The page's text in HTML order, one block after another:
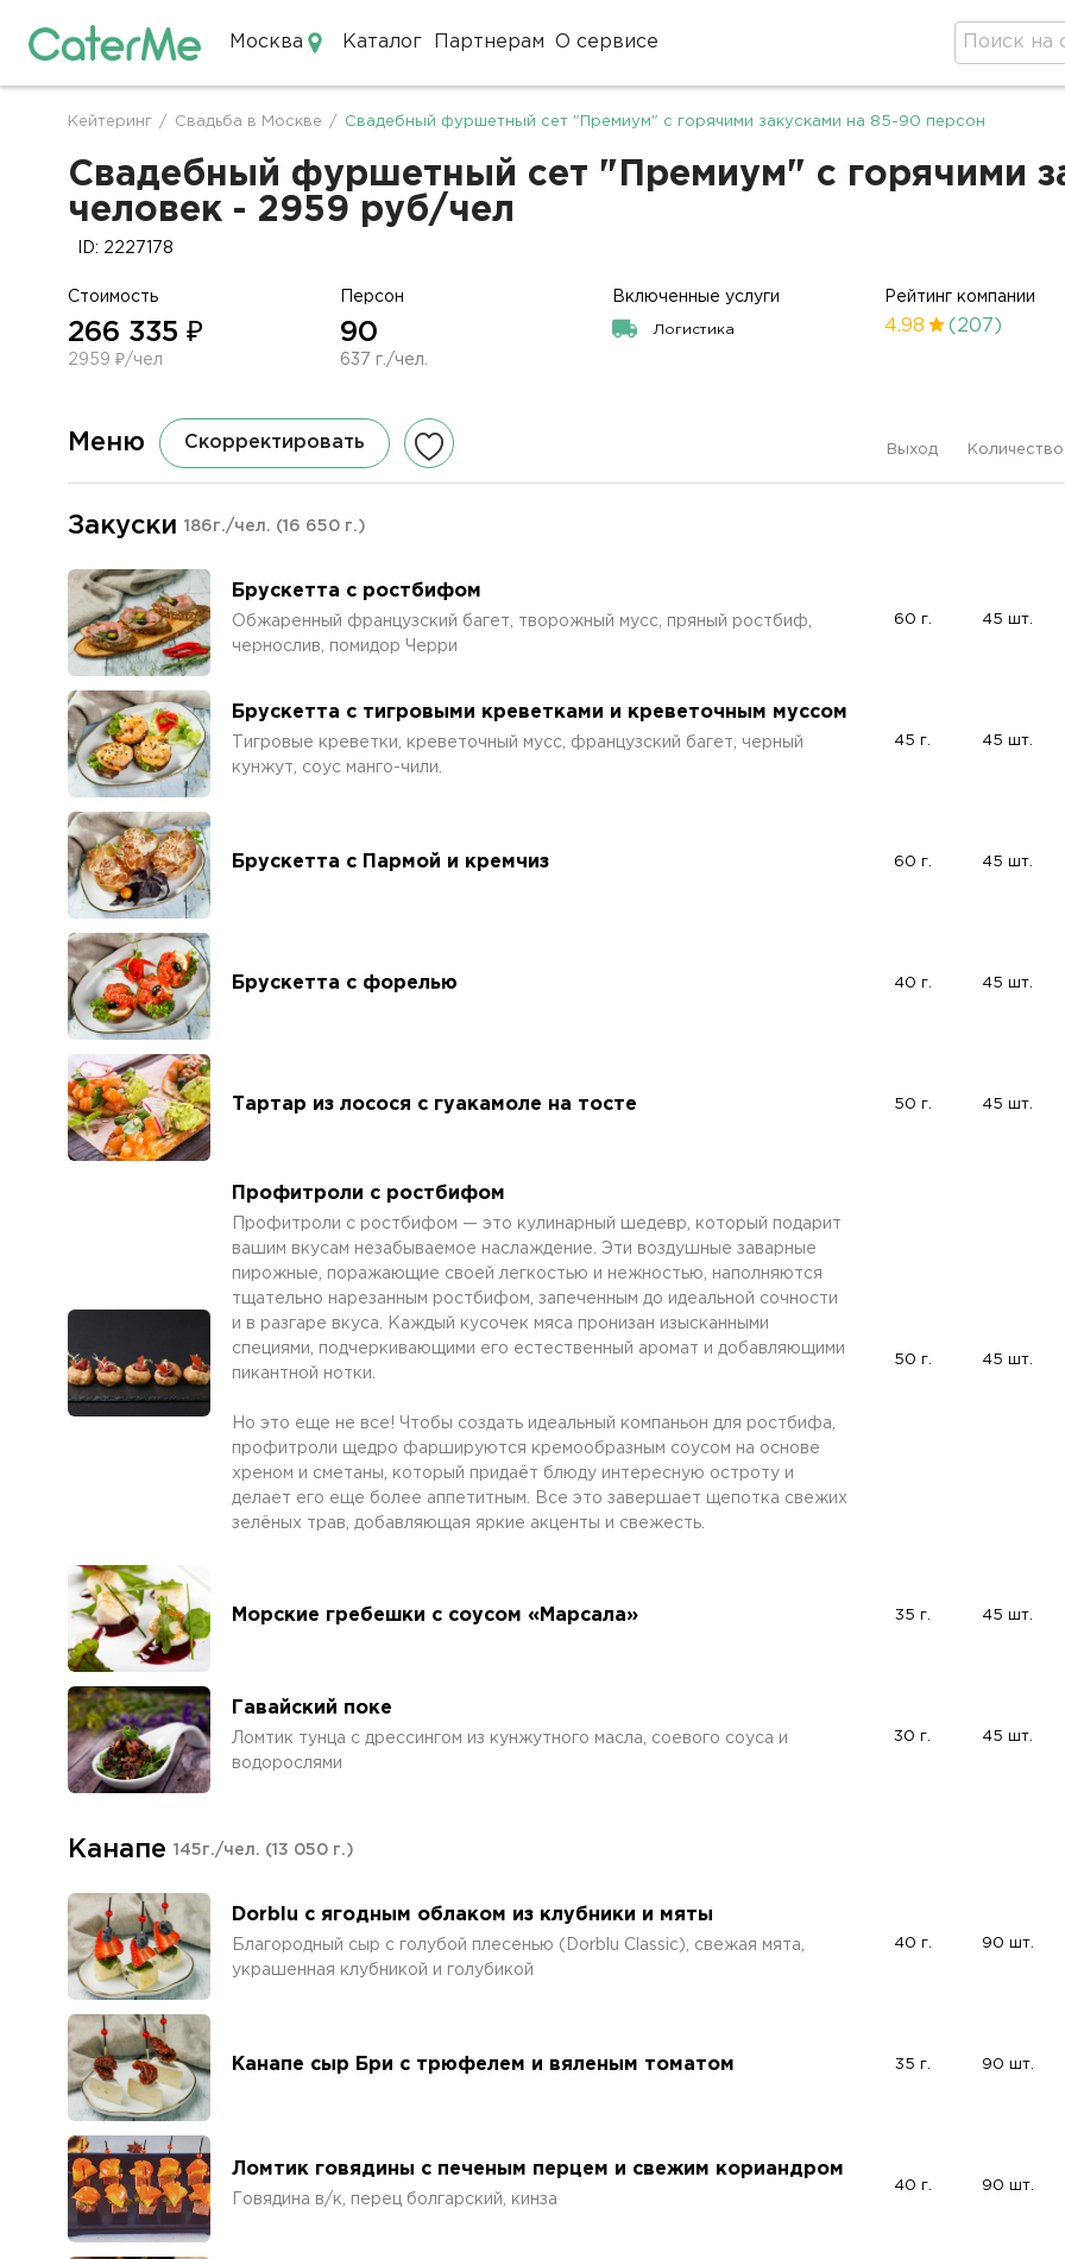
Москва Каталог Партнерам О сервисе
Строка
навигации
Кейтеринг / Свадьба в Москве / Свадебный фуршетный сет "Премиум" с горячими закусками на 85-90 персон
Свадебный фуршетный сет "Премиум" с горячими
человек - 2959 руб/чел
ID: 2227178
Стоимость
266 335 ₽
2959 ₽/чел
Персон
90
637 г./чел.
Включенные услуги
Логистика
Рейтинг компании
4.98 (207)
Меню Скорректировать Выход Количество
Закуски 186г./чел. (16 650 г.)
Брускетта с ростбифом
Обжаренный французский багет, творожный мусс, пряный ростбиф,
чернослив, помидор Черри
60 г. 45 шт.
Брускетта с тигровыми креветками и креветочным муссом
Тигровые креветки, креветочный мусс, французский багет, черный
кунжут, соус манго-чили.
45 г. 45 шт.
Брускетта с Пармой и кремчиз 60 г. 45 шт.
Брускетта с форелью 40 г. 45 шт.
Тартар из лосося с гуакамоле на тосте 50 г. 45 шт.
Профитроли с ростбифом
Профитроли с ростбифом — это кулинарный шедевр, который подарит
вашим вкусам незабываемое наслаждение. Эти воздушные заварные
пирожные, поражающие своей легкостью и нежностью, наполняются
тщательно нарезанным ростбифом, запеченным до идеальной сочности
и в разгаре вкуса. Каждый кусочек мяса пронизан изысканными
специями, подчеркивающими его естественный аромат и добавляющими
пикантной нотки.
Но это еще не все! Чтобы создать идеальный компаньон для ростбифа,
профитроли щедро фаршируются кремообразным соусом на основе
хреном и сметаны, который придаёт блюду интересную остроту и
делает его еще более аппетитным. Все это завершает щепотка свежих
зелёных трав, добавляющая яркие акценты и свежесть.
50 г. 45 шт.
Морские гребешки с соусом «Марсала» 35 г. 45 шт.
Гавайский поке
Ломтик тунца с дрессингом из кунжутного масла, соевого соуса и
водорослями
30 г. 45 шт.
Канапе 145г./чел. (13 050 г.)
Dorblu с ягодным облаком из клубники и мяты
Благородный сыр с голубой плесенью (Dorblu Classic), свежая мята,
украшенная клубникой и голубикой
40 г. 90 шт.
Канапе сыр Бри с трюфелем и вяленым томатом 35 г. 90 шт.
Ломтик говядины с печеным перцем и свежим кориандром
Говядина в/к, перец болгарский, кинза
40 г. 90 шт.